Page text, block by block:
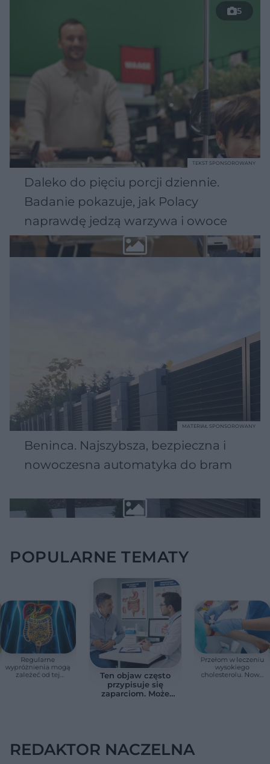
5
Daleko do pięciu porcji dziennie.
Badanie pokazuje, jak Polacy
naprawdę jedzą warzywa i owoce
TEKST SPONSOROWANY
Beninca. Najszybsza, bezpieczna i
nowoczesna automatyka do bram
MATERIAŁ SPONSOROWANY
POPULARNE TEMATY
Regularne
wypróżnienia mogą
zależeć od tej
Ten objaw często
przypisuje się
zaparciom. Może
Przełom w leczeniu
wysokiego
cholesterolu. Nowa
REDAKTOR NACZELNA